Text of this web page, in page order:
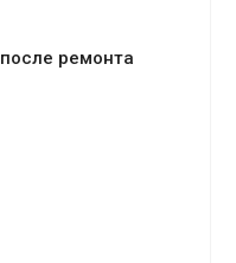
ремонта